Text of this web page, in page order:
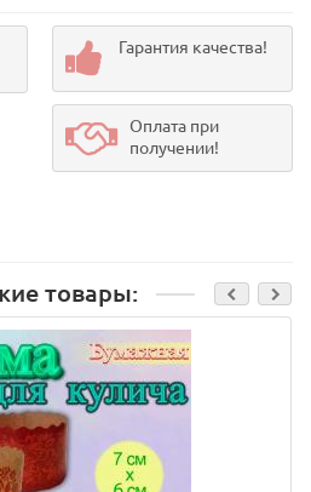
Гарантия качества!
Оплата при
получении!
товары: